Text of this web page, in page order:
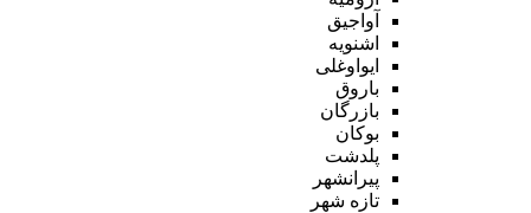
آواجیق
اشنویه
ایواوغلی
باروق
بازرگان
بوکان
پلدشت
پیرانشهر
تازه شهر